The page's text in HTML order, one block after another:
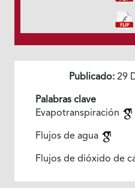
Publicado: 29
Palabras clave
Evapotranspiración
Flujos de agua
Flujos de dióxido de